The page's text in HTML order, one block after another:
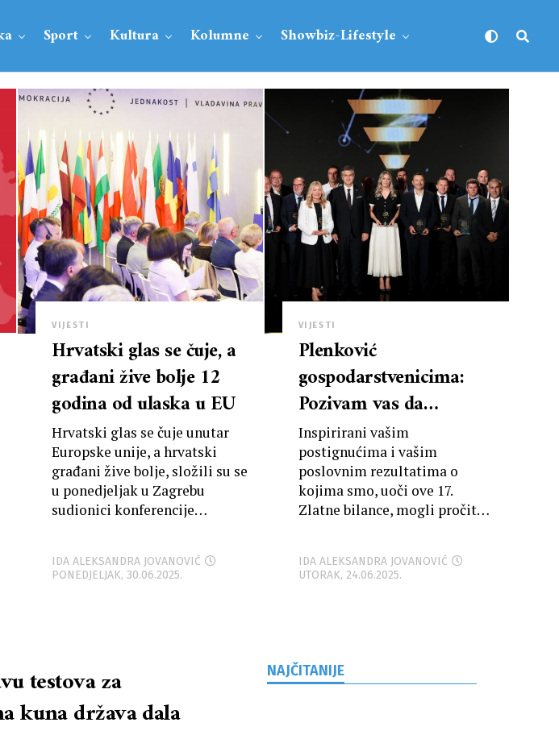
Sport Kultura Kolumne Showbiz-Lifestyle
VIJESTI
Hrvatski glas se čuje, a
građani žive bolje 12
godina od ulaska u EU
Hrvatski glas se čuje unutar
Europske unije, a hrvatski
građani žive bolje, složili su se
u ponedjeljak u Zagrebu
sudionici konferencije
IDA ALEKSANDRA JOVANOVIĆ
PONEDJELJAK, 30.06.2025.
VIJESTI
Plenković
gospodarstvenicima:
Pozivam vas da
nastavimo zajednički i
angažirano raditi za
razvoj hrvatskog
gospodarstva
Inspirirani vašim
postignućima i vašim
poslovnim rezultatima o
kojima smo, uoči ove 17.
Zlatne bilance, mogli pročitati
IDA ALEKSANDRA JOVANOVIĆ
UTORAK, 24.06.2025.
testova za
kuna država dala
NAJČITANIJE